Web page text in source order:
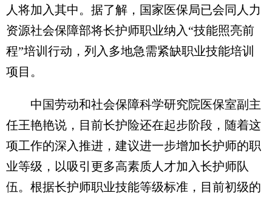
人将加入其中。据了解，国家医保局已会同人力
资源社会保障部将长护师职业纳入“技能照亮前
程”培训行动，列入多地急需紧缺职业技能培训
项目。
中国劳动和社会保障科学研究院医保室副主
任王艳艳说，目前长护险还在起步阶段，随着这
项工作的深入推进，建议进一步增加长护师的职
业等级，以吸引更多高素质人才加入长护师队
伍。根据长护师职业技能等级标准，目前初级的